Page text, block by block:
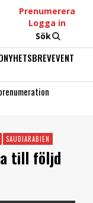
Prenumerera
Logga in
Sök
NYHETSBREVEVENT
SAUDIARABIEN
till följd